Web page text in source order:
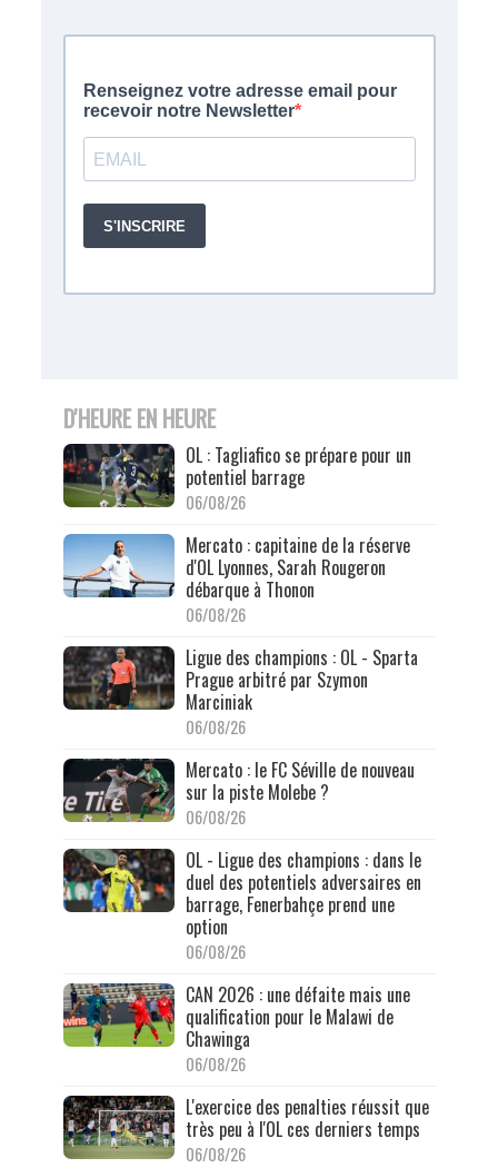
D'HEURE EN HEURE
OL : Tagliafico se prépare pour un
potentiel barrage
06/08/26
Mercato : capitaine de la réserve
d'OL Lyonnes, Sarah Rougeron
débarque à Thonon
06/08/26
Ligue des champions : OL - Sparta
Prague arbitré par Szymon
Marciniak
06/08/26
Mercato : le FC Séville de nouveau
sur la piste Molebe ?
06/08/26
OL - Ligue des champions : dans le
duel des potentiels adversaires en
barrage, Fenerbahçe prend une
option
06/08/26
CAN 2026 : une défaite mais une
qualification pour le Malawi de
Chawinga
06/08/26
L'exercice des penalties réussit que
très peu à l'OL ces derniers temps
06/08/26